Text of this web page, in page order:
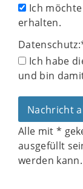
Ich
erhalten.
Datenschutz:
Ich habe
und bin
Alle mit *
ausgefüllt
werden kann.